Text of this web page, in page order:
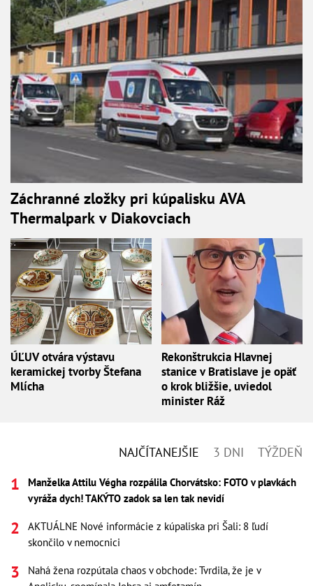
Záchranné zložky pri kúpalisku AVA
Thermalpark v Diakovciach
ÚĽUV otvára výstavu
keramickej tvorby Štefana
Mlícha
Rekonštrukcia Hlavnej
stanice v Bratislave je opäť
o krok bližšie, uviedol
minister Ráž
NAJČÍTANEJŠIE 3 DNI TÝŽDEŇ
Manželka Attilu Végha rozpálila Chorvátsko: FOTO v plavkách
vyráža dych! TAKÝTO zadok sa len tak nevidí
AKTUÁLNE Nové informácie z kúpaliska pri Šali: 8 ľudí
skončilo v nemocnici
Nahá žena rozpútala chaos v obchode: Tvrdila, že je v